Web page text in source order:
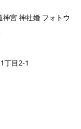
宮 神社婚 フォトウ
丁目2-1